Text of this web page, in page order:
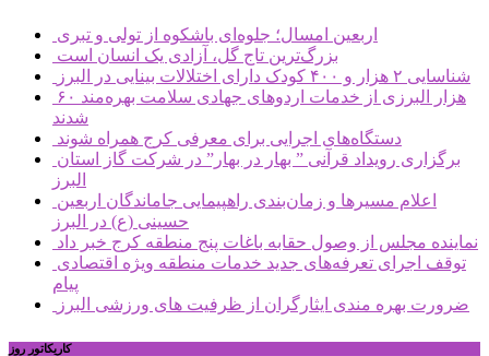
اربعین امسال؛ جلوه‌ای باشکوه از تولی و تبری
بزرگ‌ترین تاج گل، آزادی یک انسان است
شناسایی ۲ هزار و ۴۰۰ کودک دارای اختلالات بینایی در البرز
۶۰ هزار البرزی از خدمات اردوهای جهادی سلامت بهره‌مند
شدند
دستگاه‌های اجرایی برای معرفی کرج همراه شوند
البرز
حسینی (ع) در البرز
نماینده مجلس از وصول حقابه باغات پنج منطقه کرج خبر داد
پیام
ضرورت بهره مندی ایثارگران از ظرفیت های ورزشی البرز
کاریکاتور روز